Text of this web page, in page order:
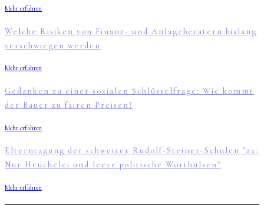
Mehr erfahren
Welche Risiken von Finanz- und Anlageberatern bislang
verschwiegen werden
Mehr erfahren
Gedanken zu einer sozialen Schlüsselfrage: Wie kommt
der Bauer zu fairen Preisen?
Mehr erfahren
Elterntagung der schweizer Rudolf-Steiner-Schulen ’24:
Nur Heuchelei und leere politische Worthülsen?
Mehr erfahren